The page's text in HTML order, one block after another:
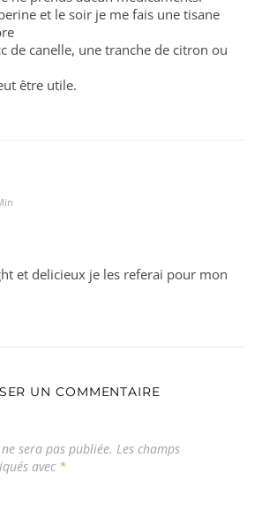
et le soir je me fais une tisane
de canelle, une tranche de citron ou
être utile.
et delicieux je les referai pour mon
UN COMMENTAIRE
sera pas publiée. Les champs
avec *